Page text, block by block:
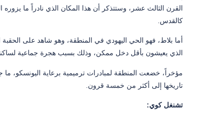
القرن الثالث عشر، وستتذكر أن هذا المكان الذي نادراً ما
كالقدس.
أما بلاط، فهو الحي اليهودي في المنطقة، وهو شاهد على الحقبة
الذي يعيشون بأقل دخل ممكن، وذلك بسبب هجرة جماعية
مؤخراً، خضعت المنطقة لمبادرات ترميمية برعاية اليونسكو،
تاريخها إلى أكثر من خمسة قرون.
تشنغل كوي: